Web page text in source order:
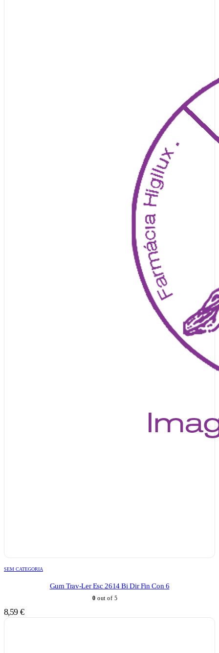
SEM CATEGORIA
Gum Trav-Ler Esc 2614 Bi Dir Fin Con 6
0 out of 5
8,59 €